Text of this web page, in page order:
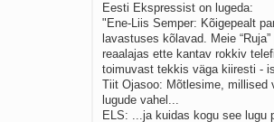
Eesti Ekspressist on lugeda:
"Ene-Liis Semper: Kõigepealt
lavastuses kõlavad. Meie
reaalajas ette kantav rokkiv
toimuvast tekkis väga kiiresti -
Tiit Ojasoo: Mõtlesime, millised
lugude vahel...
ELS: ...ja kuidas kogu see lugu